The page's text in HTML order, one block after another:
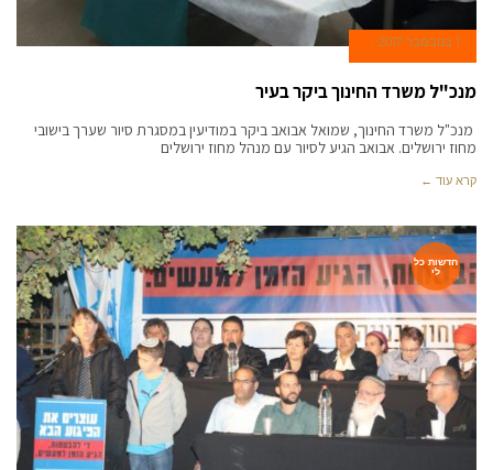
1 בנובמבר 2017
מנכ"ל משרד החינוך ביקר בעיר
מנכ"ל משרד החינוך, שמואל אבואב ביקר במודיעין במסגרת סיור שערך בישובי
מחוז ירושלים. אבואב הגיע לסיור עם מנהל מחוז ירושלים
קרא עוד ←
חדשות כל
לי